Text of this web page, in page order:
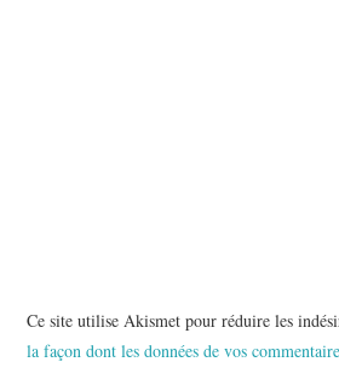
Ce site utilise Akismet pour réduire les
la façon dont les données de vos